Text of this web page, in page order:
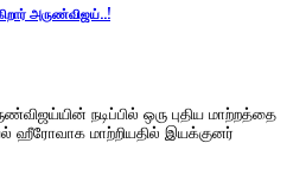
அருண்விஜய்..!
நடிப்பில் ஒரு புதிய மாற்றத்தை
ஹீரோவாக மாற்றியதில் இயக்குனர்